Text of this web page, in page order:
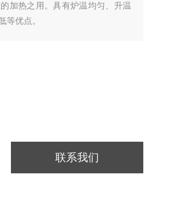
加热之用。具有炉温均匀、升温
等优点。
联系我们